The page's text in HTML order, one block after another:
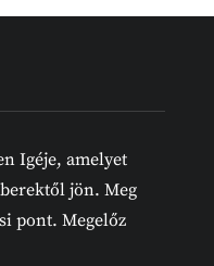
Igéje, amelyet
jön. Meg
pont. Megelőz